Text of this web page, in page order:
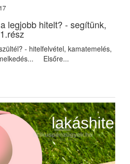
legjobb hitelt? - segítünk,
- hitelfelvétel, kamatemelés,
Elsőre...